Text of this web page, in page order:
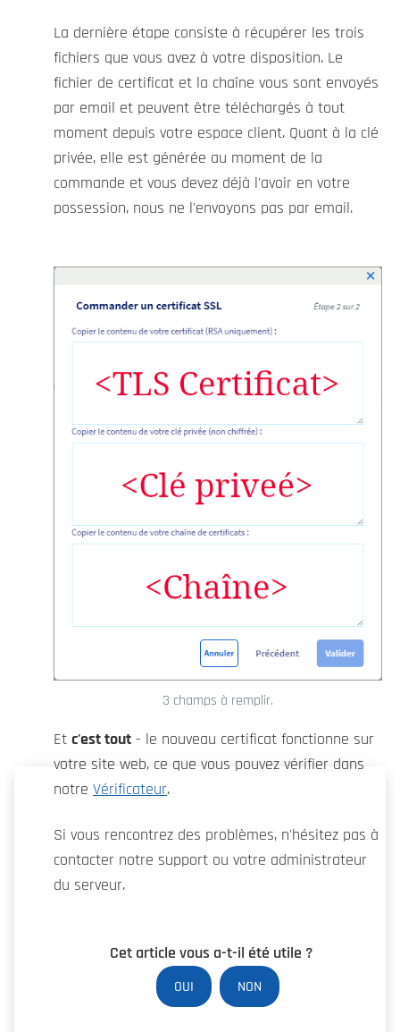
La dernière étape consiste à récupérer les trois
fichiers que vous avez à votre disposition. Le
fichier de certificat et la chaîne vous sont envoyés
par email et peuvent être téléchargés à tout
moment depuis votre espace client. Quant à la clé
privée, elle est générée au moment de la
commande et vous devez déjà l'avoir en votre
possession, nous ne l'envoyons pas par email.
3 champs à remplir.
Et c'est tout - le nouveau certificat fonctionne sur
votre site web, ce que vous pouvez vérifier dans
notre Vérificateur.
Si vous rencontrez des problèmes, n'hésitez pas à
contacter notre support ou votre administrateur
du serveur.
Cet article vous a-t-il été utile ?
OUI NON